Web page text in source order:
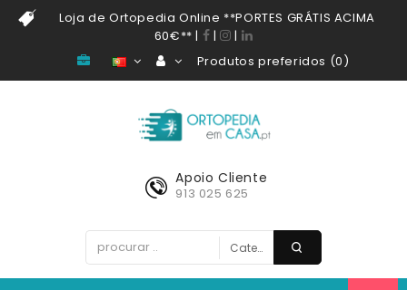
Loja de Ortopedia Online **PORTES GRÁTIS ACIMA
60€**| |
|
Produtos preferidos (0)
Apoio Cliente
913 025 625